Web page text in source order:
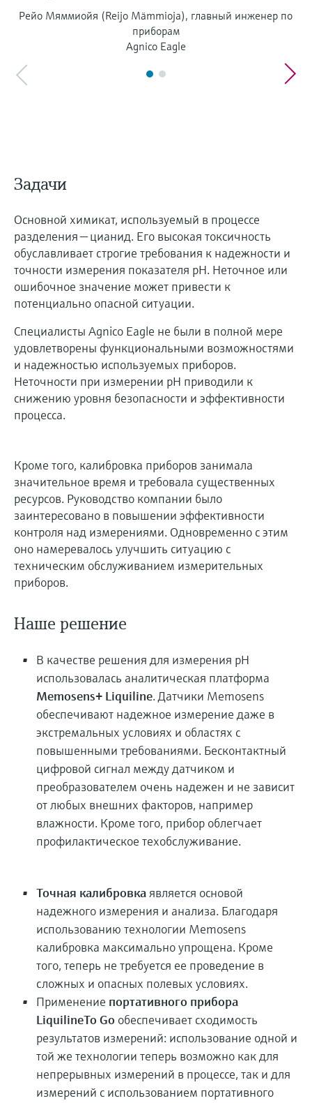
Рейо Мяммиойя (Reijo Mämmioja), главный инженер по
приборам
Agnico Eagle
Задачи
Основной химикат, используемый в процессе
разделения — цианид. Его высокая токсичность
обуславливает строгие требования к надежности и
точности измерения показателя pH. Неточное или
ошибочное значение может привести к
потенциально опасной ситуации.
Специалисты Agnico Eagle не были в полной мере
удовлетворены функциональными возможностями
и надежностью используемых приборов.
Неточности при измерении pH приводили к
снижению уровня безопасности и эффективности
процесса.
Кроме того, калибровка приборов занимала
значительное время и требовала существенных
ресурсов. Руководство компании было
заинтересовано в повышении эффективности
контроля над измерениями. Одновременно с этим
оно намеревалось улучшить ситуацию с
техническим обслуживанием измерительных
приборов.
Наше решение
В качестве решения для измерения pH
использовалась аналитическая платформа
Memosens+ Liquiline. Датчики Memosens
обеспечивают надежное измерение даже в
экстремальных условиях и областях с
повышенными требованиями. Бесконтактный
цифровой сигнал между датчиком и
преобразователем очень надежен и не зависит
от любых внешних факторов, например
влажности. Кроме того, прибор облегчает
профилактическое техобслуживание.
Точная калибровка является основой
надежного измерения и анализа. Благодаря
использованию технологии Memosens
калибровка максимально упрощена. Кроме
того, теперь не требуется ее проведение в
сложных и опасных полевых условиях.
Применение портативного прибора
LiquilineTo Go обеспечивает сходимость
результатов измерений: использование одной и
той же технологии теперь возможно как для
непрерывных измерений в процессе, так и для
измерений с использованием портативного